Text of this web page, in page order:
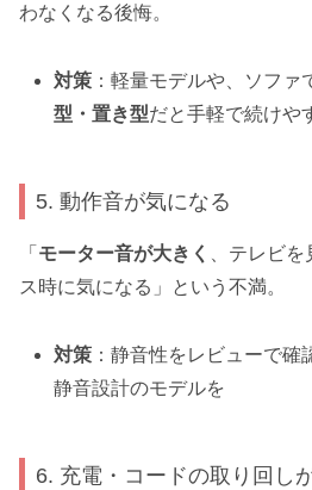
わなくなる後悔。
対策 ：軽量モデルや、ソファ
型・置き型だと手軽で続けや
5. 動作音が気になる
「 モーター音が大きく
、テレビ
ス時に気になる」という不満。
対策 ：静音性をレビューで確
静音設計のモデルを
6. 充電・コードの取り回し